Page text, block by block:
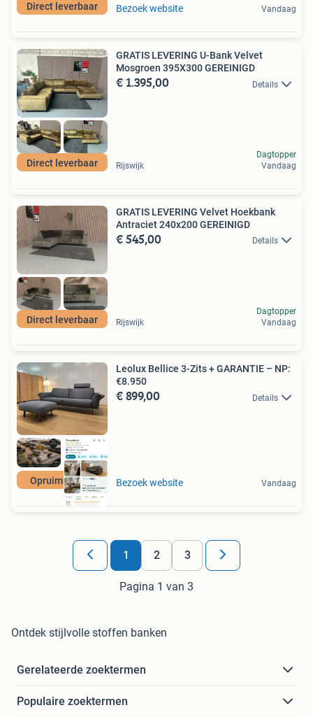
Direct leverbaar Bezoek website Vandaag
Direct leverbaar
GRATIS LEVERING U-Bank Velvet
Mosgroen 395X300 GEREINIGD
€ 1.395,00 Details
Rijswijk
Dagtopper
Vandaag
Direct leverbaar
GRATIS LEVERING Velvet Hoekbank
Antraciet 240x200 GEREINIGD
€ 545,00 Details
Rijswijk
Dagtopper
Vandaag
Opruimkorting
Leolux Bellice 3-Zits + GARANTIE – NP:
€8.950
€ 899,00 Details
Bezoek website Vandaag
1 2 3
Pagina 1 van 3
Ontdek stijlvolle stoffen banken
Gerelateerde zoektermen
Populaire zoektermen